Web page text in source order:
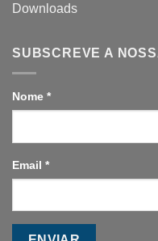
Downloads
SUBSCREVE A
Nome *
Email *